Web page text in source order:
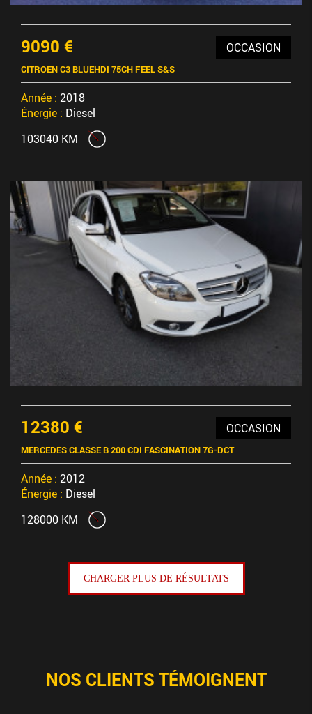
9090 € OCCASION
CITROEN C3 BLUEHDI 75CH FEEL S&S
Année : 2018
Énergie : Diesel
103040 KM
12380 € OCCASION
MERCEDES CLASSE B 200 CDI FASCINATION 7G-DCT
Année : 2012
Énergie : Diesel
128000 KM
CHARGER PLUS DE RÉSULTATS
NOS CLIENTS TÉMOIGNENT